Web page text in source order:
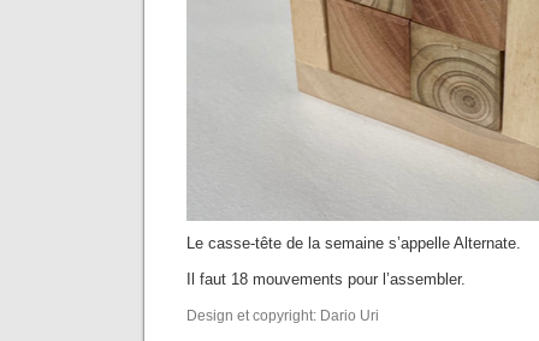
Le casse-tête de la semaine s’appelle Alternate.
Il faut 18 mouvements pour l’assembler.
Design et copyright: Dario Uri